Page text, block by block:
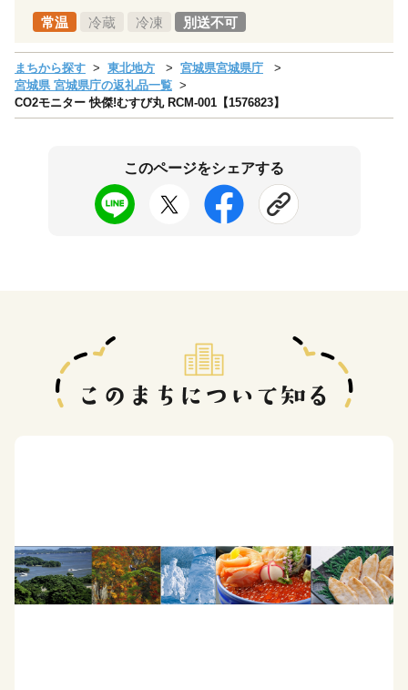
常温 冷蔵 冷凍 別送不可
まちから探す 東北地方
宮城県宮城県庁
宮城県 宮城県庁の返礼品一覧
CO2モニター 快傑!むすび丸 RCM-001【1576823】
このページをシェアする